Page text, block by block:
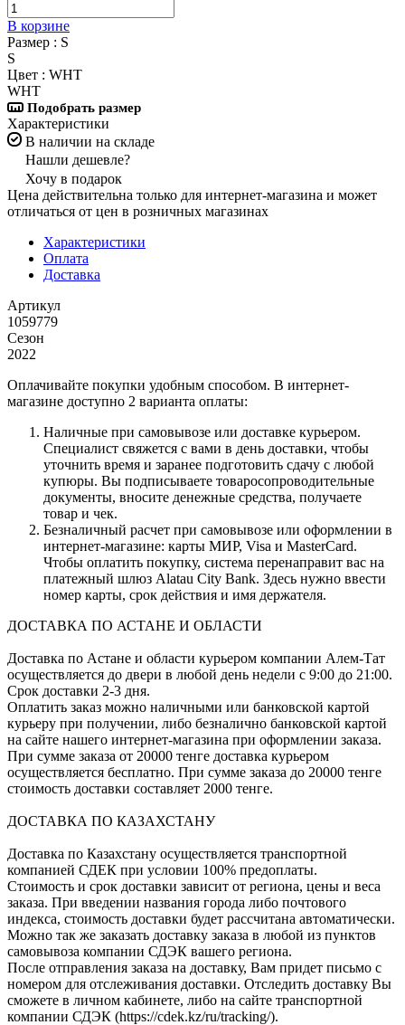
В корзине
Размер : S
S
Цвет : WHT
WHT
Подобрать размер
Характеристики
В наличии на складе
Нашли дешевле?
Хочу в подарок
Цена действительна только для интернет-магазина и может
отличаться от цен в розничных магазинах
Характеристики
Оплата
Доставка
Артикул
1059779
Сезон
2022
Оплачивайте покупки удобным способом. В интернет-
магазине доступно 2 варианта оплаты:
Наличные при самовывозе или доставке курьером.
Специалист свяжется с вами в день доставки, чтобы
уточнить время и заранее подготовить сдачу с любой
купюры. Вы подписываете товаросопроводительные
документы, вносите денежные средства, получаете
товар и чек.
Безналичный расчет при самовывозе или оформлении в
интернет-магазине: карты МИР, Visa и MasterCard.
Чтобы оплатить покупку, система перенаправит вас на
платежный шлюз Alatau City Bank. Здесь нужно ввести
номер карты, срок действия и имя держателя.
ДОСТАВКА ПО АСТАНЕ И ОБЛАСТИ
Доставка по Астане и области курьером компании Алем-Тат
осуществляется до двери в любой день недели с 9:00 до 21:00.
Срок доставки 2-3 дня.
Оплатить заказ можно наличными или банковской картой
курьеру при получении, либо безналично банковской картой
на сайте нашего интернет-магазина при оформлении заказа.
При сумме заказа от 20000 тенге доставка курьером
осуществляется бесплатно. При сумме заказа до 20000 тенге
стоимость доставки составляет 2000 тенге.
ДОСТАВКА ПО КАЗАХСТАНУ
Доставка по Казахстану осуществляется транспортной
компанией СДЕК при условии 100% предоплаты.
Стоимость и срок доставки зависит от региона, цены и веса
заказа. При введении названия города либо почтового
индекса, стоимость доставки будет рассчитана автоматически.
Можно так же заказать доставку заказа в любой из пунктов
самовывоза компании СДЭК вашего региона.
После отправления заказа на доставку, Вам придет письмо с
номером для отслеживания доставки. Отследить доставку Вы
сможете в личном кабинете, либо на сайте транспортной
компании СДЭК (https://cdek.kz/ru/tracking/).